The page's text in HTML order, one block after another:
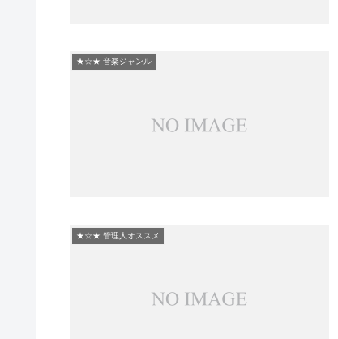
★☆★ 音楽ジャンル
★☆★ 管理人オススメ